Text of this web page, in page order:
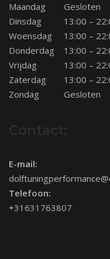
Maandag
Gesloten
Dinsdag
13:00 –
Woensdag
13:00 –
Donderdag
13:00 –
Vrijdag
13:00 –
Zaterdag
13:00 –
Zondag
Gesloten
E-mail:
Telefoon:
+31631763807